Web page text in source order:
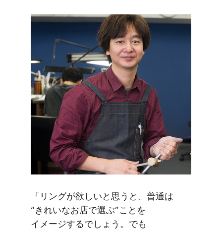
「リングが​欲しいと​思うと、​普通は​
“きれいな​お店で​選ぶ”ことを​
イメージするでしょう。​でも​